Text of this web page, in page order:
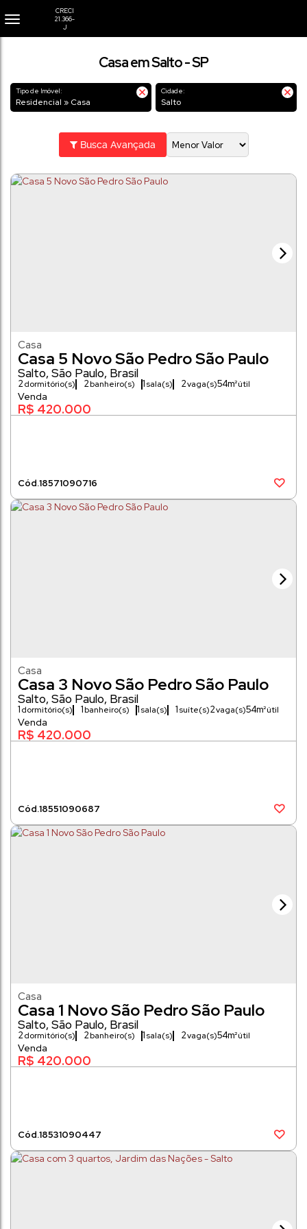
Casa em Salto - SP
Tipo de Imóvel:
Residencial » Casa
Cidade:
Salto
Busca Avançada
Casa 5 Novo São Pedro São Paulo
Casa
R$ 420.000
18571090716
Salto, São Paulo, Brasil
2dormitório(s) 2banheiro(s) 1sala(s) 2vaga(s)54m²
Casa 3 Novo São Pedro São Paulo
Casa
R$ 420.000
18551090687
Salto, São Paulo, Brasil
1dormitório(s) 1banheiro(s) 1sala(s) 1 suíte(s)2vaga(s)54m²
Casa 1 Novo São Pedro São Paulo
Casa
R$ 420.000
18531090447
Salto, São Paulo, Brasil
2dormitório(s) 2banheiro(s) 1sala(s) 2vaga(s)54m²